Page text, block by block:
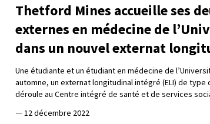
Thetford Mines accueille ses
externes en médecine de
dans un nouvel externat
Une étudiante et un étudiant en médecine de
automne, un externat longitudinal intégré (ELI) de type
déroule au Centre intégré de santé et de services
— 12 décembre 2022